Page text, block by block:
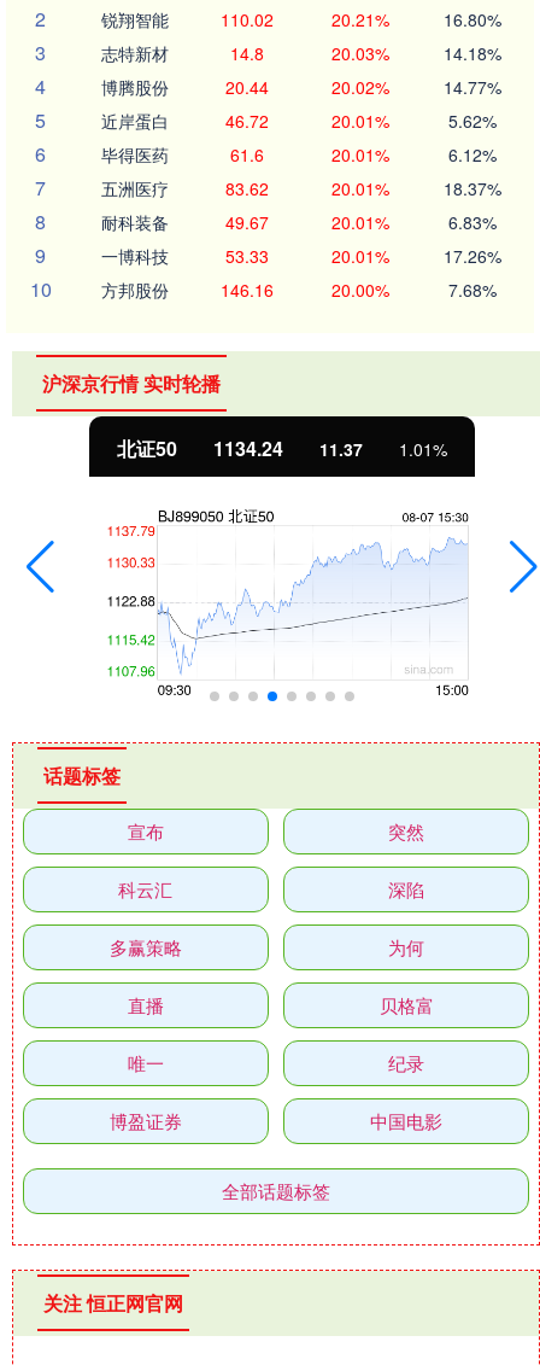
2 锐翔智能 110.02 20.21% 16.80%
3 志特新材 14.8 20.03% 14.18%
4 博腾股份 20.44 20.02% 14.77%
5 近岸蛋白 46.72 20.01% 5.62%
6 毕得医药 61.6 20.01% 6.12%
7 五洲医疗 83.62 20.01% 18.37%
8 耐科装备 49.67 20.01% 6.83%
9 一博科技 53.33 20.01% 17.26%
10 方邦股份 146.16 20.00% 7.68%
沪深京行情 实时轮播
北证50 1134.24 11.37 1.01%
话题标签
宣布 突然
科云汇 深陷
多赢策略 为何
直播 贝格富
唯一 纪录
博盈证券 中国电影
全部话题标签
关注 恒正网官网